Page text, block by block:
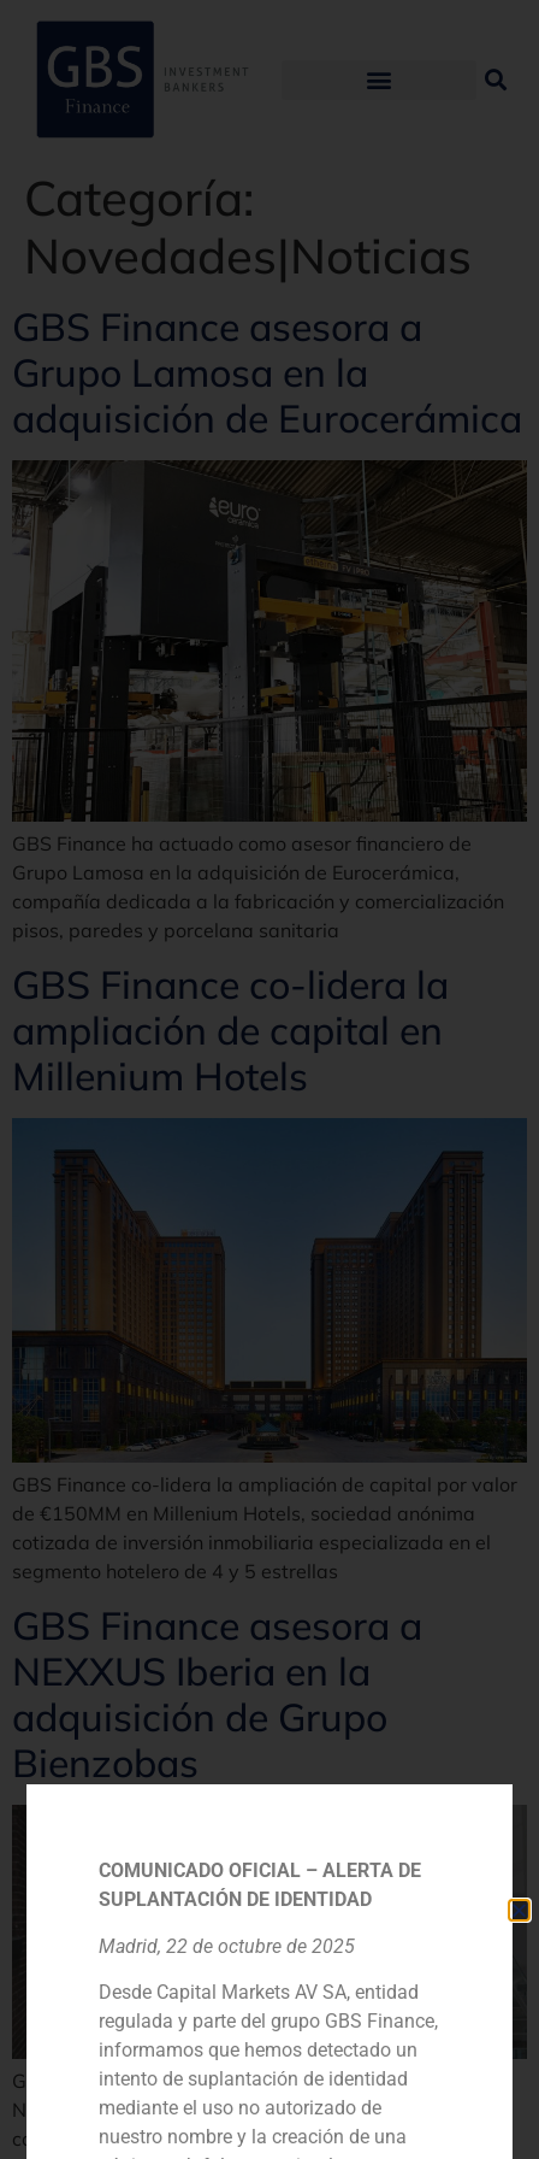
Categoría:
Novedades|Noticias
GBS Finance asesora a
Grupo Lamosa en la
adquisición de Eurocerámica
GBS Finance ha actuado como asesor financiero de
Grupo Lamosa en la adquisición de Eurocerámica,
compañía dedicada a la fabricación y comercialización
pisos, paredes y porcelana sanitaria
GBS Finance co-lidera la
ampliación de capital en
Millenium Hotels
GBS Finance co-lidera la ampliación de capital por valor
de €150MM en Millenium Hotels, sociedad anónima
cotizada de inversión inmobiliaria especializada en el
segmento hotelero de 4 y 5 estrellas
GBS Finance asesora a
NEXXUS Iberia en la
adquisición de Grupo
Bienzobas
GBS Finance ha actuado como asesor financiero de
NEXXUS Iberia en la adquisición de Grupo Bienzobas,
compañía dedicada a la prestación de servicios de
COMUNICADO OFICIAL – ALERTA DE
SUPLANTACIÓN DE IDENTIDAD
Madrid, 22 de octubre de 2025
Desde Capital Markets AV SA, entidad
regulada y parte del grupo GBS Finance,
informamos que hemos detectado un
intento de suplantación de identidad
mediante el uso no autorizado de
nuestro nombre y la creación de una